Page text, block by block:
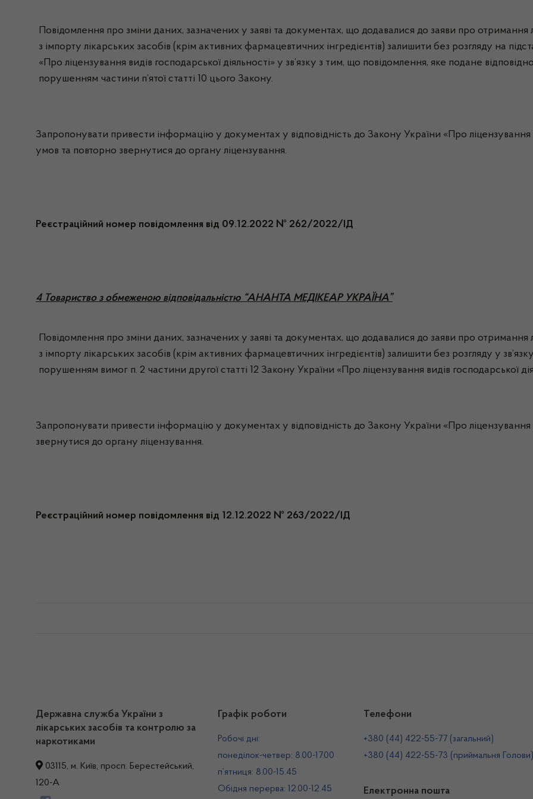
Повідомлення про зміни даних, зазначених у заяві та документах, що додавалися до заяви про отримання
з імпорту лікарських засобів (крім активних фармацевтичних інгредієнтів) залишити без розгляду на
«Про ліцензування видів господарської діяльності» у зв’язку з тим, що повідомлення, яке подане
порушенням частини п’ятої статті 10 цього Закону.
Запропонувати привести інформацію у документах у відповідність до Закону України «Про ліцензування
умов та повторно звернутися до органу ліцензування.
Реєстраційний номер повідомлення від 09.12.2022 № 262/2022/ІД
4 Товариство з обмеженою відповідальністю “АНАНТА МЕДІКЕАР УКРАЇНА”
Повідомлення про зміни даних, зазначених у заяві та документах, що додавалися до заяви про отримання
з імпорту лікарських засобів (крім активних фармацевтичних інгредієнтів) залишити без розгляду у
порушенням вимог п. 2 частини другої статті 12 Закону України «Про ліцензування видів господарської
Запропонувати привести інформацію у документах у відповідність до Закону України «Про ліцензування
звернутися до органу ліцензування.
Реєстраційний номер повідомлення від 12.12.2022 № 263/2022/ІД
Державна служба України з
лікарських засобів та контролю за
наркотиками
03115, м. Київ, просп. Берестейський,
120-А
Графік роботи
Робочі дні:
понеділок-четвер: 8.00-17.00
п’ятниця: 8.00-15.45
Обідня перерва: 12.00-12.45
Телефони
+380 (44) 422-55-77 (загальний)
+380 (44) 422-55-73 (приймальня Голови)
Електронна пошта